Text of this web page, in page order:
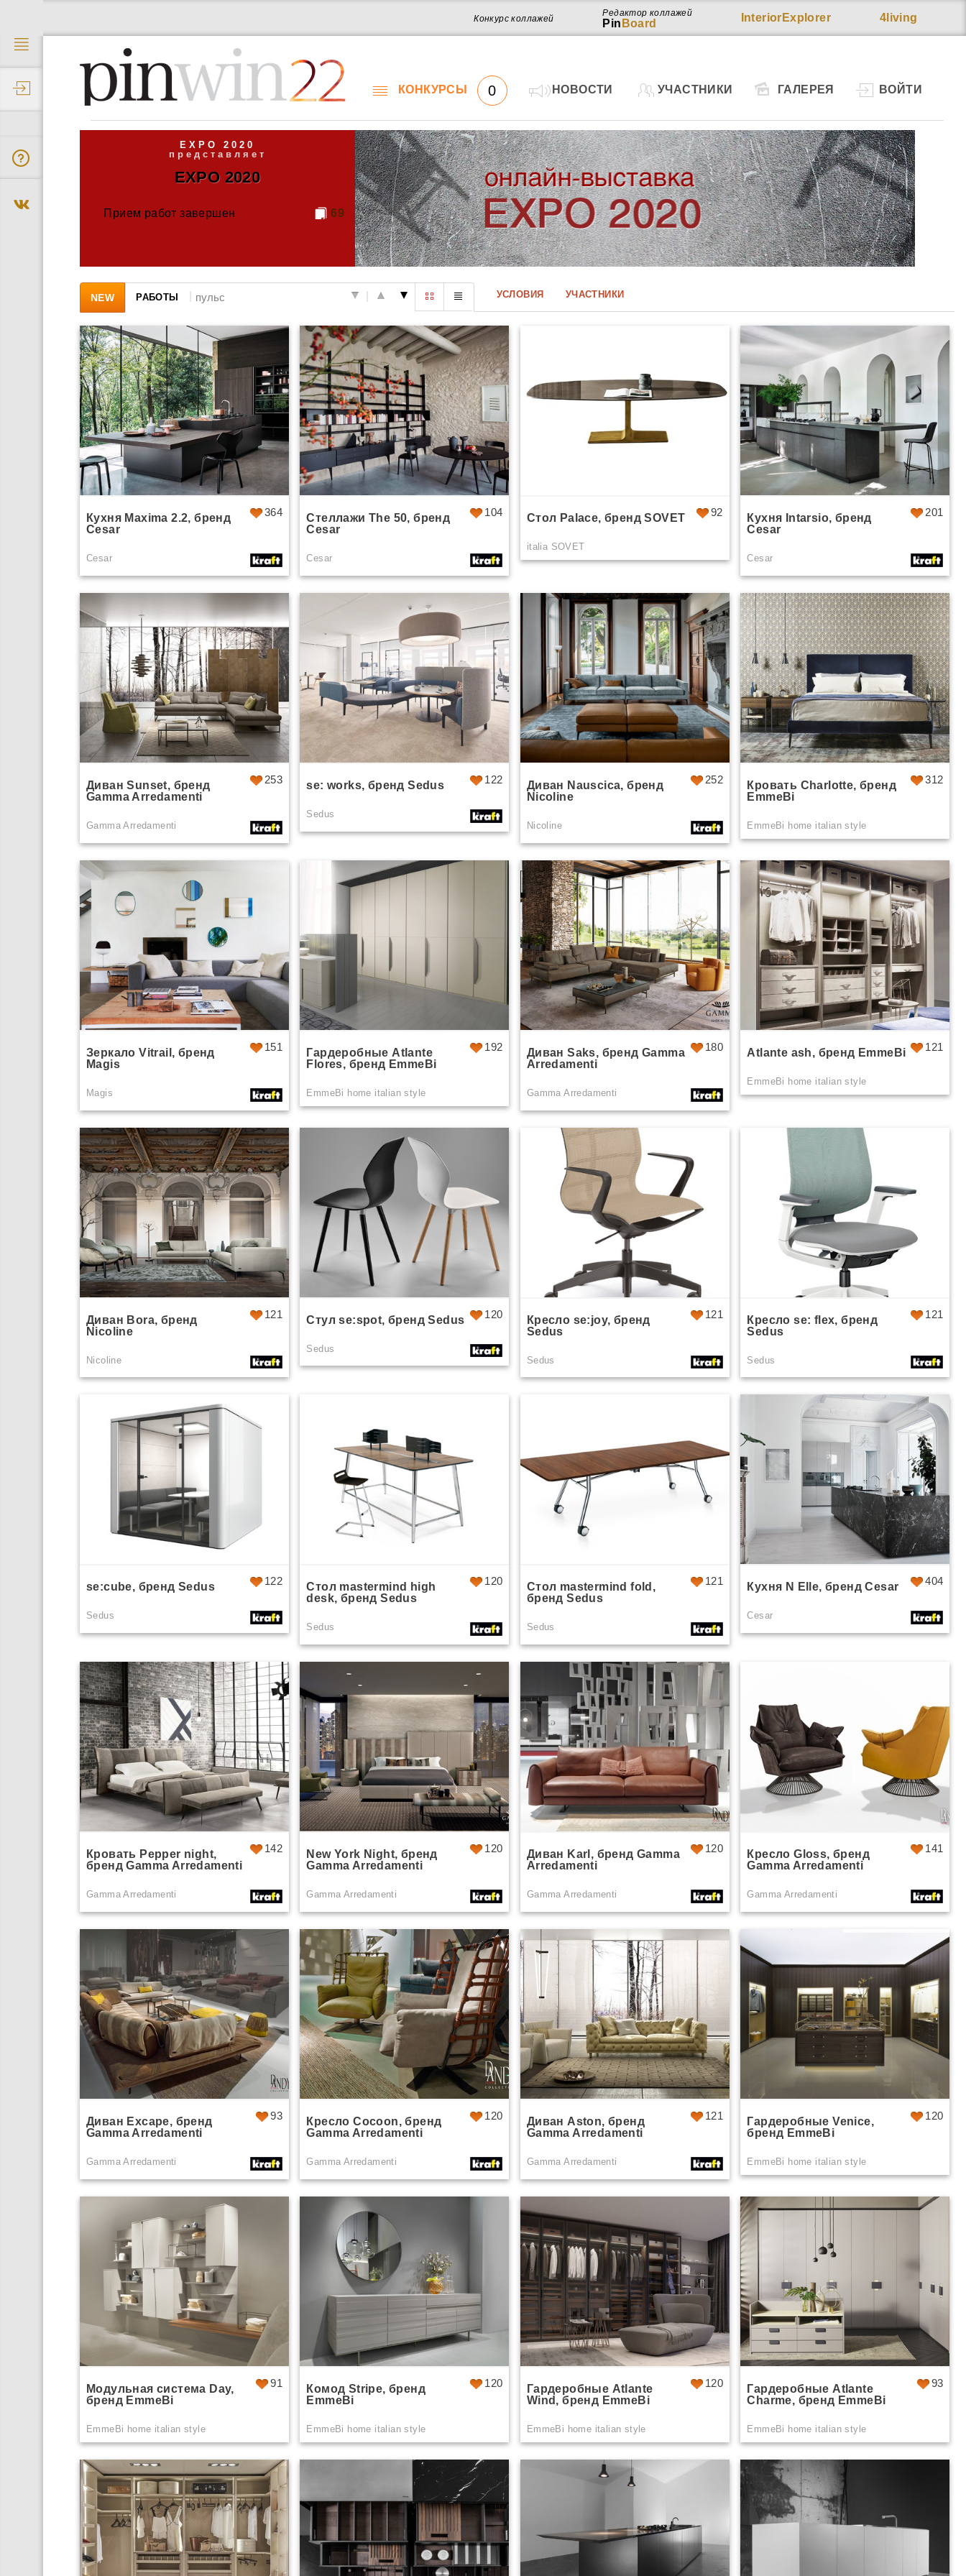
4living
InteriorExplorer
Редактор коллажей
Pin Board
Конкурс коллажей
22 КОНКУРСЫ 0 НОВОСТИ УЧАСТНИКИ ГАЛЕРЕЯ ВОЙТИ
EXPO 2020
представляет
EXPO 2020
Прием работ завершен 69
Работ
69
NEW РАБОТЫ УСЛОВИЯ УЧАСТНИКИ
364
Кухня Maxima 2.2, бренд
Cesar
Cesar
104
Стеллажи The 50, бренд
Cesar
Cesar
92
Стол Palace, бренд SOVET
italia SOVET
201
Кухня Intarsio, бренд
Cesar
Cesar
253
Диван Sunset, бренд
Gamma Arredamenti
Gamma Arredamenti
122
se: works, бренд Sedus
Sedus
252
Диван Nauscica, бренд
Nicoline
Nicoline
312
Кровать Charlotte, бренд
EmmeBi
EmmeBi home italian style
151
Зеркало Vitrail, бренд
Magis
Magis
192
Гардеробные Atlante
Flores, бренд EmmeBi
EmmeBi home italian style
180
Диван Saks, бренд Gamma
Arredamenti
Gamma Arredamenti
121
Atlante ash, бренд EmmeBi
EmmeBi home italian style
121
Диван Bora, бренд
Nicoline
Nicoline
120
Стул se:spot, бренд Sedus
Sedus
121
Кресло se:joy, бренд
Sedus
Sedus
121
Кресло se: flex, бренд
Sedus
Sedus
122
se:cube, бренд Sedus
Sedus
120
Стол mastermind high
desk, бренд Sedus
Sedus
121
Стол mastermind fold,
бренд Sedus
Sedus
404
Кухня N Elle, бренд Cesar
Cesar
142
Кровать Pepper night,
бренд Gamma Arredamenti
Gamma Arredamenti
120
New York Night, бренд
Gamma Arredamenti
Gamma Arredamenti
120
Диван Karl, бренд Gamma
Arredamenti
Gamma Arredamenti
141
Кресло Gloss, бренд
Gamma Arredamenti
Gamma Arredamenti
93
Диван Excape, бренд
Gamma Arredamenti
Gamma Arredamenti
120
Кресло Cocoon, бренд
Gamma Arredamenti
Gamma Arredamenti
121
Диван Aston, бренд
Gamma Arredamenti
Gamma Arredamenti
120
Гардеробные Venice,
бренд EmmeBi
EmmeBi home italian style
91
Модульная система Day,
бренд EmmeBi
EmmeBi home italian style
120
Комод Stripe, бренд
EmmeBi
EmmeBi home italian style
120
Гардеробные Atlante
Wind, бренд EmmeBi
EmmeBi home italian style
93
Гардеробные Atlante
Charme, бренд EmmeBi
EmmeBi home italian style